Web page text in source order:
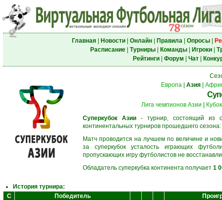
Главная| Новости| Онлайн| Правила| Опросы|
Расписание| Турниры| Команды| Игроки|
Рейтинги| Форум Чат|
Европа
Азия
Лига чемпионов Азии
Суперкубок Азии - турнир, состоящий из
континентальных турниров прошедшего сезона:
Матч проводится на лучшем по величине и
за суперкубок усталость играющих
пропускающих игру футболистов не
Обладатель суперкубка континента получает 1
История турнира:
С
Победитель